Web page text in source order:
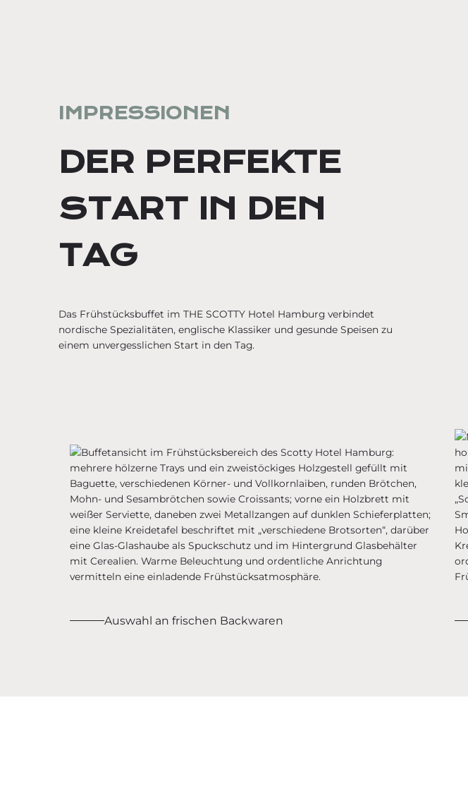
IMPRESSIONEN
DER PERFEKTE
START IN DEN
TAG
Das Frühstücksbuffet im THE SCOTTY Hotel Hamburg verbindet
nordische Spezialitäten, englische Klassiker und gesunde Speisen zu
einem unvergesslichen Start in den Tag.
Auswahl an frischen Backwaren